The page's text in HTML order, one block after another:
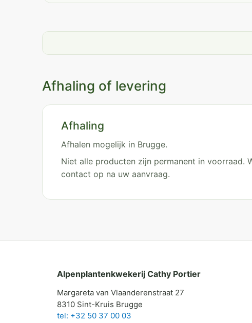
Afhaling of levering
Afhaling
Afhalen mogelijk in Brugge.
Niet alle producten zijn permanent in voorraad.
contact op na uw aanvraag.
Alpenplantenkwekerij Cathy Portier
Margareta van Vlaanderenstraat 27
8310 Sint-Kruis Brugge
tel: +32 50 37 00 03